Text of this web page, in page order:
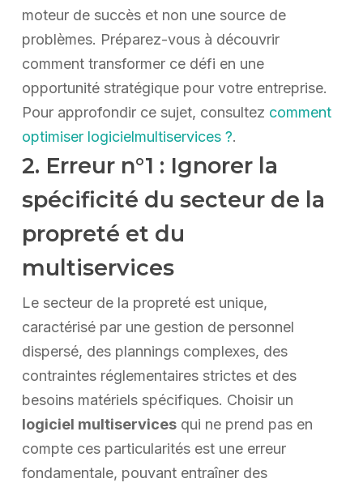
moteur de succès et non une source de
problèmes. Préparez-vous à découvrir
comment transformer ce défi en une
opportunité stratégique pour votre entreprise.
Pour approfondir ce sujet, consultez comment
optimiser logicielmultiservices ?.
2. Erreur n°1 : Ignorer la
spécificité du secteur de la
propreté et du
multiservices
Le secteur de la propreté est unique,
caractérisé par une gestion de personnel
dispersé, des plannings complexes, des
contraintes réglementaires strictes et des
besoins matériels spécifiques. Choisir un
logiciel multiservicesqui ne prend pas en
compte ces particularités est une erreur
fondamentale, pouvant entraîner des